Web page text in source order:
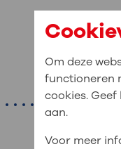
Om deze
functioneren
cookies.
aan.
Voor meer